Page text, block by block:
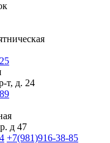
т, д. 24
д 47
+7(981)916-38-85